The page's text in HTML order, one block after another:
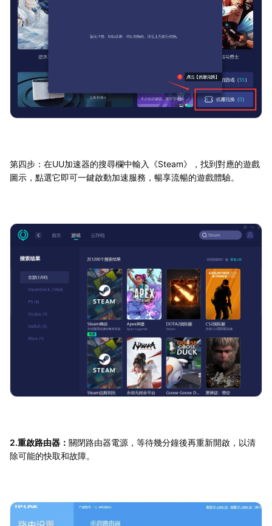
第四步：在UU加速器的搜尋欄中輸入《Steam》，找到對應的遊戲
圖示，點選它即可一鍵啟動加速服務，暢享流暢的遊戲體驗。
2.重啟路由器： 關閉路由器電源，等待幾分鐘後再重新開啟，以清
除可能的快取和故障。